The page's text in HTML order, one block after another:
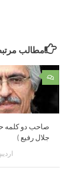
مطالب
۰
صاحب دو
جلال رفیع )